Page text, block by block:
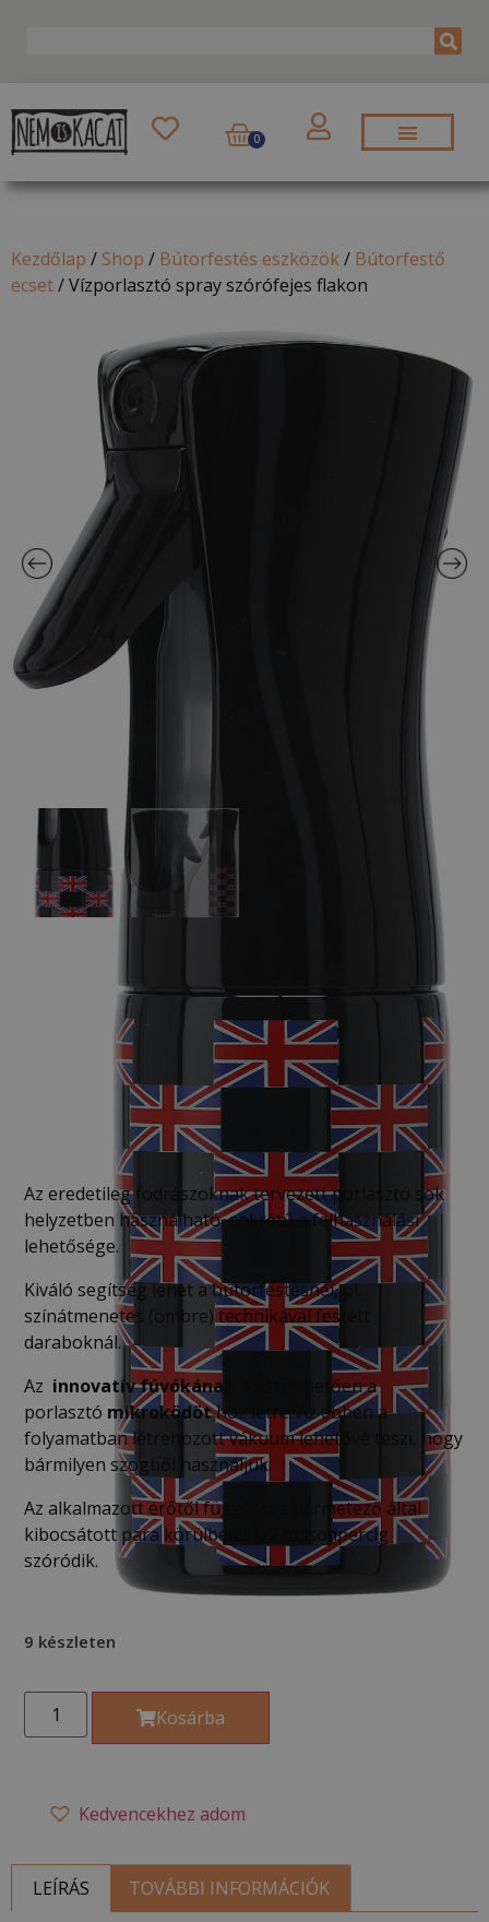
0
Kezdőlap / Shop / Bútorfestés eszközök/ Bútorfestő
ecset/Vízporlasztó spray szórófejes flakon
SZÓRÓFEJES FLAKON
Ft
Az eredetileg fodrászoknak tervezett porlasztó sok
helyzetben használható, sokrétű a felhasználási
lehetősége.
Kiváló segítség lehet a bútorfestésnél, pl.
színátmenetes (ombre) technikával festett
daraboknál.
Az innovatív fúvókának
köszönhetően a
porlasztó mikroködöthoz létre. Az ebben a
folyamatban létrehozott vákuum lehetővé teszi, hogy
bármilyen szögből használjuk.
Az alkalmazott erőtől függően a permetező által
kibocsátott pára körülbelül 1-2 másodpercig
szóródik.
9 készleten
Kosárba
Kedvencekhez adom
LEÍRÁS TOVÁBBI INFORMÁCIÓK